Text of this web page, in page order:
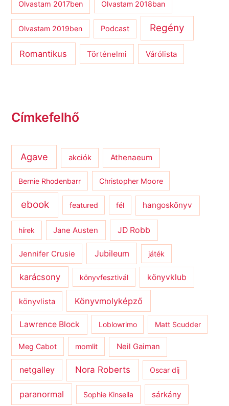
Olvastam 2017ben Olvastam 2018ban
Olvastam 2019ben Podcast Regény
Romantikus Történelmi Várólista
Címkefelhő
Agave akciók Athenaeum
Bernie Rhodenbarr Christopher Moore
ebook featured fél hangoskönyv
hírek Jane Austen JD Robb
Jennifer Crusie Jubileum játék
karácsony könyvfesztivál könyvklub
könyvlista Könyvmolyképző
Lawrence Block Loblowrimo Matt Scudder
Meg Cabot momlit Neil Gaiman
netgalley Nora Roberts Oscar díj
paranormal Sophie Kinsella sárkány